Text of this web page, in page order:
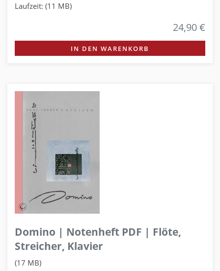
Laufzeit: (11 MB)
24,90 €
IN DEN WARENKORB
Domino | Notenheft PDF | Flöte,
Streicher, Klavier
(17 MB)